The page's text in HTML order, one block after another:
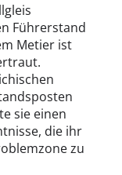
Führerstand
Metier ist
sie einen
die ihr
zu